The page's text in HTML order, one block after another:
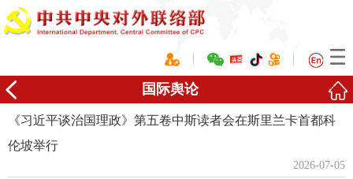
国际舆论
《习近平谈治国理政》第五卷中斯读者会在斯里兰卡首都科
伦坡举行
2026-07-05